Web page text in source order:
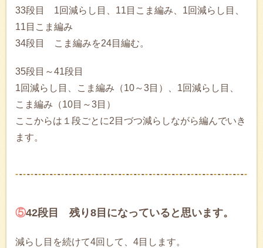
33段目 1回減らし目、11目こま編み、1回減らし目、
11目こま編み
34段目 こま編みを24目編む。
35段目～41段目
1回減らし目、こま編み（10～3目）、1回減らし目、
こま編み（10目～3目）
ここからは１段ごとに2目づつ減らしながら編んでいき
ます。
⑤42段目 残り8目になっていると思います。
減らし目を続けて4回して、4目します。